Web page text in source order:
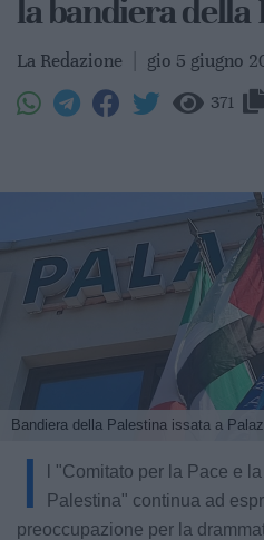
la bandiera della
La Redazione gio 5 giugno
371
Bandiera della Palestina issata a
I
l "Comitato per la Pace e
Palestina" continua ad
preoccupazione per la